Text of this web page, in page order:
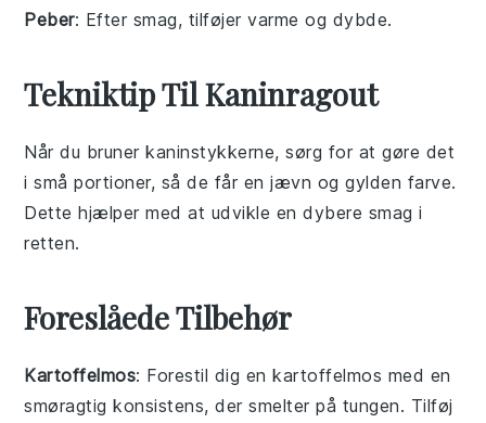
Peber: Efter smag, tilføjer varme og dybde.
Tekniktip Til Kaninragout
Når du brunerkaninstykkerne, sørg for at gøre det
i små portioner, så de får en jævn og gylden farve.
Dette hjælper med at udvikle en dybere smag i
retten.
Foreslåede Tilbehør
Kartoffelmos: Forestil dig enkartoffelmos med en
smøragtig konsistens, der smelter på tungen. Tilføj